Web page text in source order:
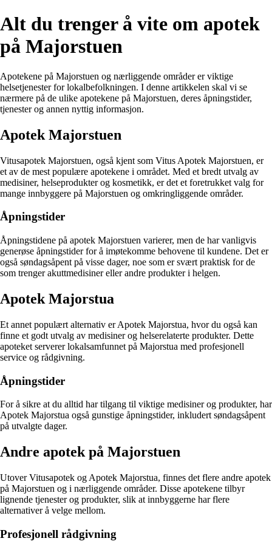
Alt du trenger å vite om apotek
på Majorstuen
Apotekene på Majorstuen og nærliggende områder er viktige
helsetjenester for lokalbefolkningen. I denne artikkelen skal vi se
nærmere på de ulike apotekene på Majorstuen, deres åpningstider,
tjenester og annen nyttig informasjon.
Apotek Majorstuen
Vitusapotek Majorstuen, også kjent som Vitus Apotek Majorstuen, er
et av de mest populære apotekene i området. Med et bredt utvalg av
medisiner, helseprodukter og kosmetikk, er det et foretrukket valg for
mange innbyggere på Majorstuen og omkringliggende områder.
Åpningstider
Åpningstidene på apotek Majorstuen varierer, men de har vanligvis
generøse åpningstider for å imøtekomme behovene til kundene. Det er
også søndagsåpent på visse dager, noe som er svært praktisk for de
som trenger akuttmedisiner eller andre produkter i helgen.
Apotek Majorstua
Et annet populært alternativ er Apotek Majorstua, hvor du også kan
finne et godt utvalg av medisiner og helserelaterte produkter. Dette
apoteket serverer lokalsamfunnet på Majorstua med profesjonell
service og rådgivning.
Åpningstider
For å sikre at du alltid har tilgang til viktige medisiner og produkter, har
Apotek Majorstua også gunstige åpningstider, inkludert søndagsåpent
på utvalgte dager.
Andre apotek på Majorstuen
Utover Vitusapotek og Apotek Majorstua, finnes det flere andre apotek
på Majorstuen og i nærliggende områder. Disse apotekene tilbyr
lignende tjenester og produkter, slik at innbyggerne har flere
alternativer å velge mellom.
Profesjonell rådgivning